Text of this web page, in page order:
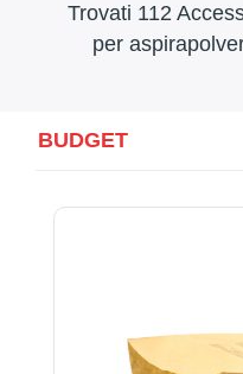
Trovati 112
per
BUDGET